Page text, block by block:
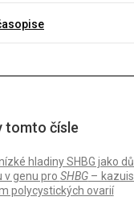
tomto čísle
hladiny SHBG jako
v genu pro SHBG–
polycystických ovarií